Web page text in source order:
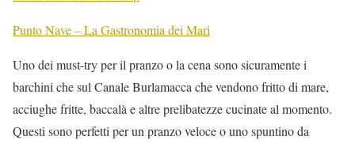
Punto Nave – La Gastronomia dei Mari
Uno dei must-try per il pranzo o la cena sono sicuramente i
barchini che sul Canale Burlamacca che vendono fritto di mare,
acciughe fritte, baccalà e altre prelibatezze cucinate al momento.
Questi sono perfetti per un pranzo veloce o uno spuntino da